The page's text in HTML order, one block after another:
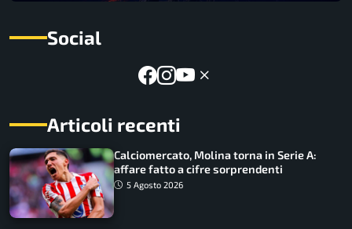
Social
Articoli recenti
Calciomercato, Molina torna in Serie A:
affare fatto a cifre sorprendenti
5 Agosto 2026